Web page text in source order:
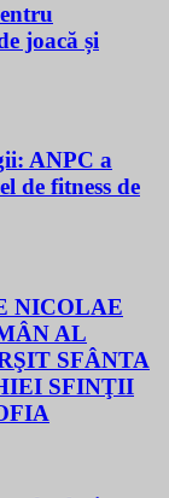
joacă și
ANPC a
de fitness de
NICOLAE
AL
SFÂNTA
SFINŢII